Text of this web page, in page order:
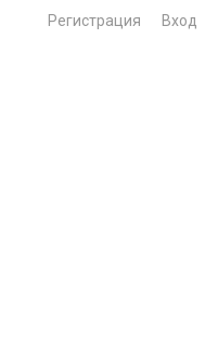
Регистрация Вход